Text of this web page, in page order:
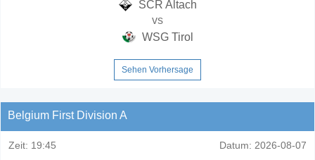
SCR Altach
vs
WSG Tirol
Sehen Vorhersage
Belgium First Division A
Zeit: 19:45 Datum: 2026-08-07